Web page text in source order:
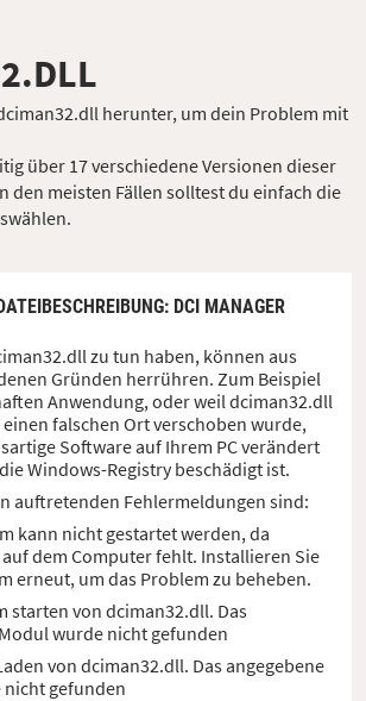
herunter, um dein Problem mit
über 17 verschiedene Versionen dieser
den meisten Fällen solltest du einfach die
: DCI MANAGER
zu tun haben, können aus
Gründen herrühren. Zum Beispiel
Anwendung, oder weil dciman32.dll
falschen Ort verschoben wurde,
Software auf Ihrem PC verändert
Windows-Registry beschädigt ist.
auftretenden Fehlermeldungen sind:
kann nicht gestartet werden, da
dem Computer fehlt. Installieren Sie
erneut, um das Problem zu beheben.
starten von dciman32.dll. Das
wurde nicht gefunden
von dciman32.dll. Das angegebene
gefunden